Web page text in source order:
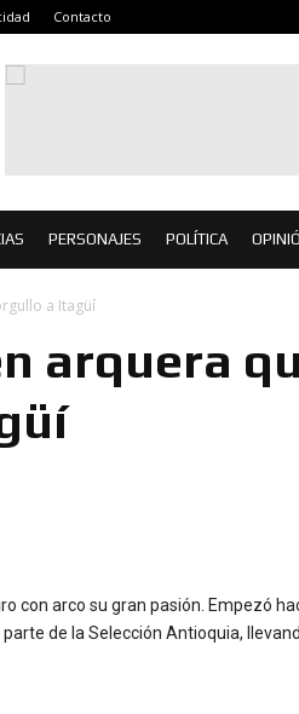
Contacto
PERSONAJES POLÍTICA
a Itagüí
arquera
con arco su gran pasión. Empezó
de la Selección Antioquia,